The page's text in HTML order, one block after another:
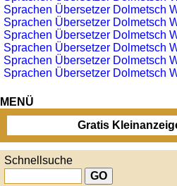
Sprachen Übersetzer Dolmetsch
Sprachen Übersetzer Dolmetsch
Sprachen Übersetzer Dolmetsch
Sprachen Übersetzer Dolmetsch
Sprachen Übersetzer Dolmetsch
Sprachen Übersetzer Dolmetsch
MENÜ
Gratis
Schnellsuche